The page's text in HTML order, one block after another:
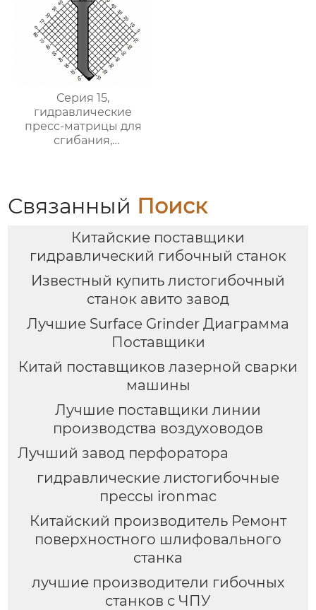
Серия 15,
гидравлические
пресс-матрицы для
сгибания,
Связанный Поиск
Китайские поставщики
гидравлический гибочный станок
Известный купить листогибочный
станок авито завод
Лучшие Surface Grinder Диаграмма
Поставщики
Китай поставщиков лазерной сварки
машины
Лучшие поставщики линии
производства воздуховодов
Лучший завод перфоратора
гидравлические листогибочные
прессы ironmac
Китайский производитель Ремонт
поверхностного шлифовального
станка
лучшие производители гибочных
станков с ЧПУ